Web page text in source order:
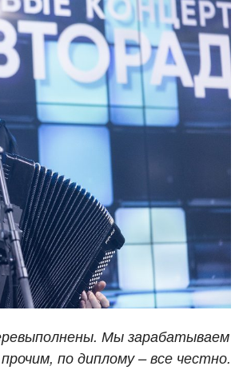
Мы зарабатываем
по диплому–все честно.